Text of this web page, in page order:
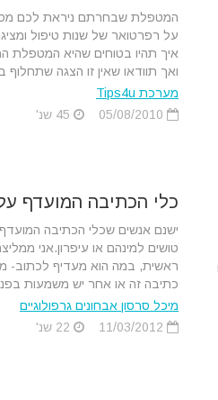
המטפלת שבחרתם ניראת לכם
על רפרטואר של שנות טיפול
איך תהיו בטוחים שהיא המטפלת
ואך תוודאו שאין זו הצגה
מערכת Tips4u
כלי הכתיבה המועדף
ישנם אנשים שכלי הכתיבה המועדף
טושים למינהם או עיפרון.אני
ראשית, במה הוא מעדיף לכתוב-
כתיבה זה או אחר יש משמעות
מיכל סרסון אבחונים גרפולוגיים